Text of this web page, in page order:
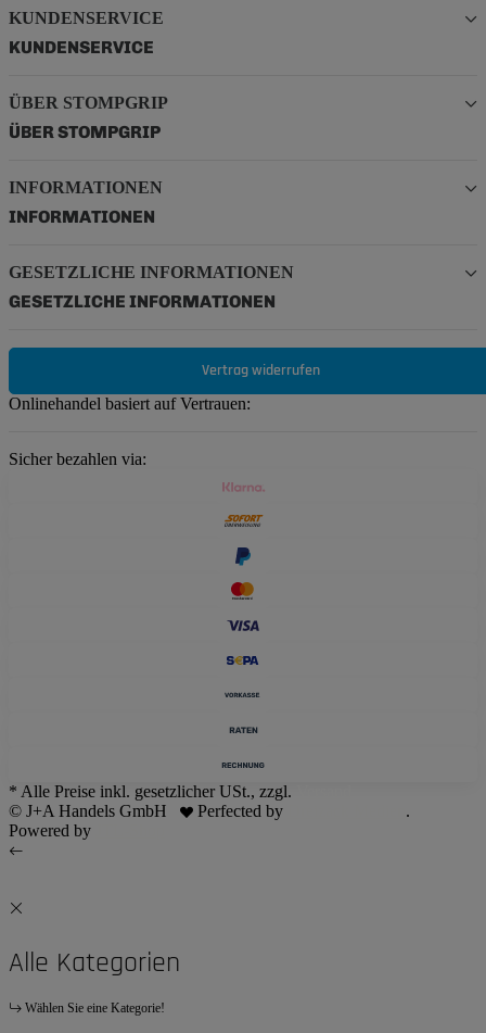
KUNDENSERVICE
KUNDENSERVICE
ÜBER STOMPGRIP
ÜBER STOMPGRIP
INFORMATIONEN
INFORMATIONEN
GESETZLICHE INFORMATIONEN
GESETZLICHE INFORMATIONEN
Vertrag widerrufen
Onlinehandel basiert auf Vertrauen:
Sicher bezahlen via:
* Alle Preise inkl. gesetzlicher USt., zzgl.
© J+A Handels GmbH
Perfected by
.
Powered by
Alle Kategorien
Wählen Sie eine Kategorie!